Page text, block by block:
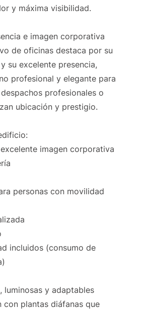
y máxima visibilidad.
e imagen corporativa
de oficinas destaca por su
su excelente presencia,
profesional y elegante para
profesionales o
ubicación y prestigio.
imagen corporativa
personas con movilidad
incluidos (consumo de
luminosas y adaptables
con plantas diáfanas que